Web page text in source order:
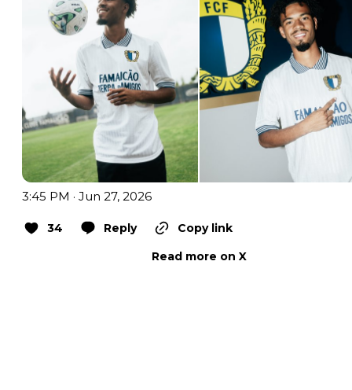
3:45 PM · Jun 27, 2026
34 Reply
Copy link
Read more on X